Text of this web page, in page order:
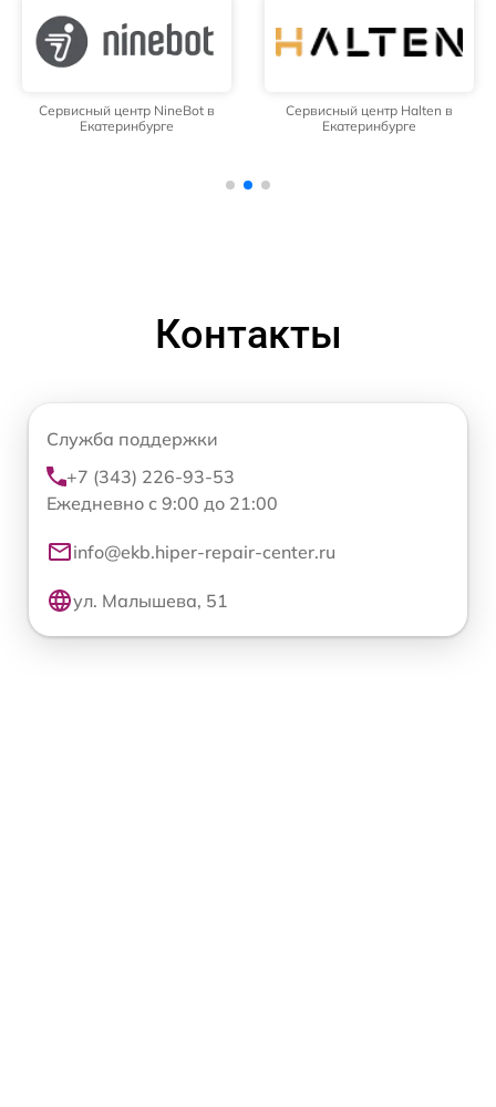
Сервисный центр NineBot в
Екатеринбурге
Сервисный центр Halten в
Екатеринбурге
Контакты
Служба поддержки
+7 (343) 226-93-53
Ежедневно с 9:00 до 21:00
info@ekb.hiper-repair-center.ru
ул. Малышева, 51